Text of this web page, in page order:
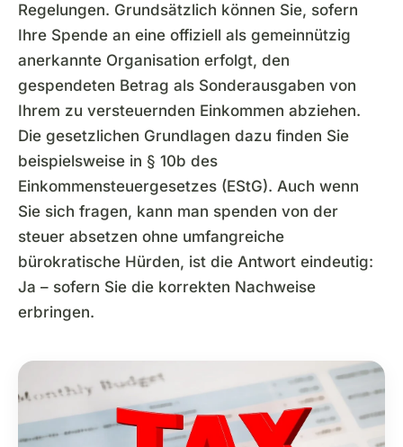
Regelungen. Grundsätzlich können Sie, sofern
Ihre Spende an eine offiziell als gemeinnützig
anerkannte Organisation erfolgt, den
gespendeten Betrag als Sonderausgaben von
Ihrem zu versteuernden Einkommen abziehen.
Die gesetzlichen Grundlagen dazu finden Sie
beispielsweise in § 10b des
Einkommensteuergesetzes (EStG). Auch wenn
Sie sich fragen, kann man spenden von der
steuer absetzen ohne umfangreiche
bürokratische Hürden, ist die Antwort eindeutig:
Ja – sofern Sie die korrekten Nachweise
erbringen.